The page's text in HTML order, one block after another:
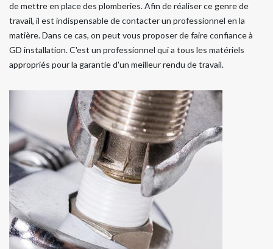
de mettre en place des plomberies. Afin de réaliser ce genre de
travail, il est indispensable de contacter un professionnel en la
matière. Dans ce cas, on peut vous proposer de faire confiance à
GD installation. C'est un professionnel qui a tous les matériels
appropriés pour la garantie d'un meilleur rendu de travail.